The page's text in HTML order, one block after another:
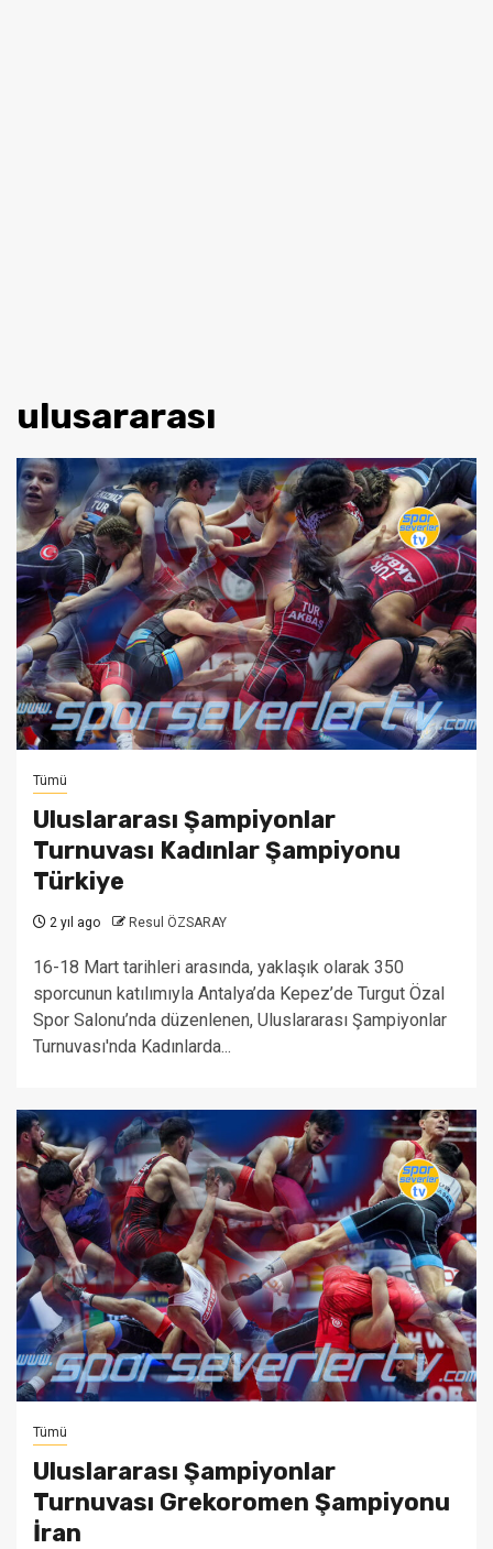
ulusararası
Tümü
Uluslararası Şampiyonlar
Turnuvası Kadınlar Şampiyonu
Türkiye
2 yıl ago Resul ÖZSARAY
16-18 Mart tarihleri arasında, yaklaşık olarak 350
sporcunun katılımıyla Antalya’da Kepez’de Turgut Özal
Spor Salonu’nda düzenlenen, Uluslararası Şampiyonlar
Turnuvası'nda Kadınlarda...
Tümü
Uluslararası Şampiyonlar
Turnuvası Grekoromen Şampiyonu
İran